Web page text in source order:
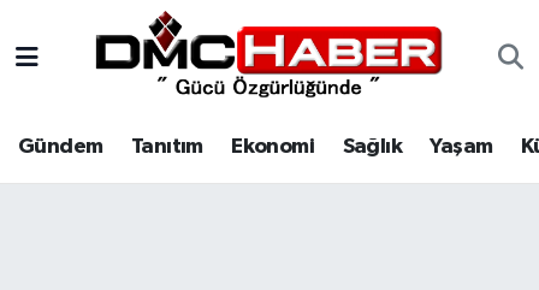
Gündem Tanıtım Ekonomi Sağlık Yaşam
Tanıtım
Nöbetçi Eczaneler
Hava Durumu